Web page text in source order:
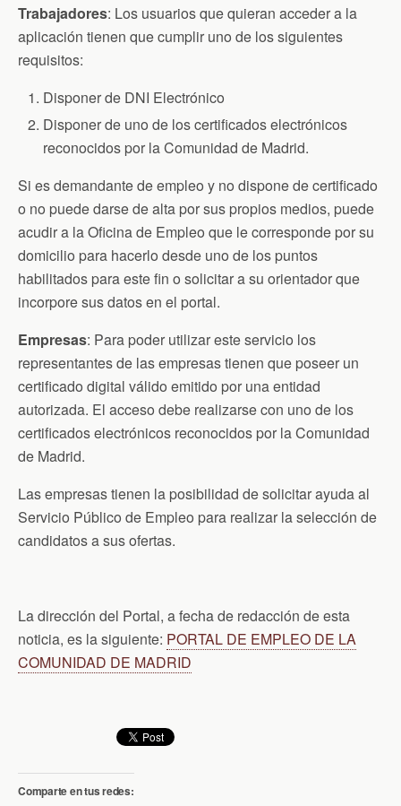
Trabajadores: Los usuarios que quieran acceder a la
aplicación tienen que cumplir uno de los siguientes
requisitos:
Disponer de DNI Electrónico
Disponer de uno de los certificados electrónicos
reconocidos por la Comunidad de Madrid.
Si es demandante de empleo y no dispone de certificado
o no puede darse de alta por sus propios medios, puede
acudir a la Oficina de Empleo que le corresponde por su
domicilio para hacerlo desde uno de los puntos
habilitados para este fin o solicitar a su orientador que
incorpore sus datos en el portal.
Empresas: Para poder utilizar este servicio los
representantes de las empresas tienen que poseer un
certificado digital válido emitido por una entidad
autorizada. El acceso debe realizarse con uno de los
certificados electrónicos reconocidos por la Comunidad
de Madrid.
Las empresas tienen la posibilidad de solicitar ayuda al
Servicio Público de Empleo para realizar la selección de
candidatos a sus ofertas.
La dirección del Portal, a fecha de redacción de esta
noticia, es la siguiente: PORTAL DE EMPLEO DE LA
COMUNIDAD DE MADRID
Comparte en tus redes: